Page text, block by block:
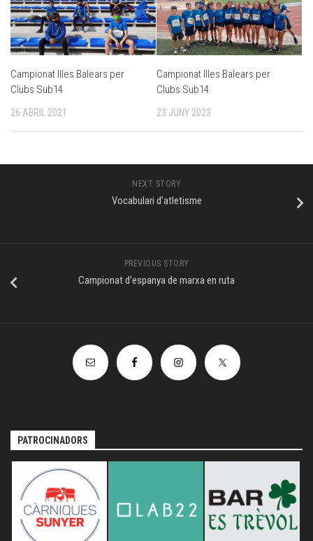
Campionat Illes Balears per
Clubs Sub14
26 ABRIL 2021
Campionat Illes Balears per
Clubs Sub14
23 JUNY 2023
NEXT STORY
Vocabulari d’atletisme
PREVIOUS STORY
Campionat d’espanya de marxa en ruta
PATROCINADORS